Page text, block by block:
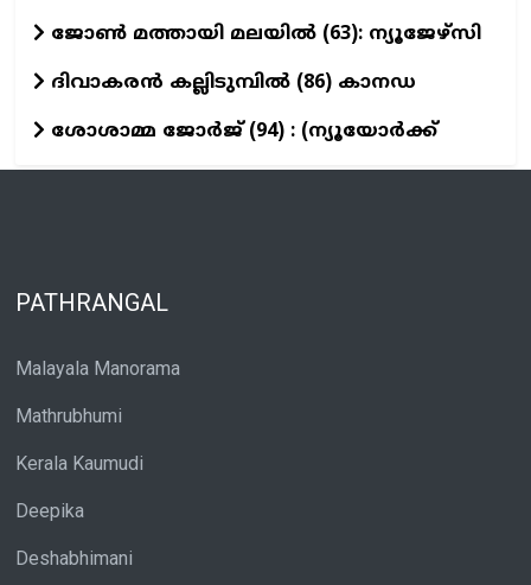
ജോണ്‍ മത്തായി മലയില്‍ (63): ന്യൂജേഴ്‌സി
ദിവാകരൻ കല്ലിടുമ്പിൽ (86) കാനഡ
ശോശാമ്മ ജോർജ് (94) : (ന്യൂയോർക്ക്
PATHRANGAL
Malayala Manorama
Mathrubhumi
Kerala Kaumudi
Deepika
Deshabhimani